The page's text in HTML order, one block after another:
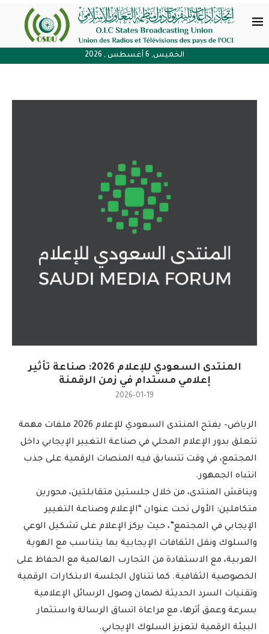
الخميس, 6 أغسطس , 2026
المنتدى السعودي للإعلام 2026: صناعة تأثير
إعلامي مستدام في زمن الرقمنة
2026-01-19
الرياض– يفتح المنتدى السعودي للإعلام 2026 ملفات مهمة
تتعلق بدور الإعلام المحلي في صناعة التغيير الإيجابي داخل
المجتمع، في وقت تتسابق فيه المنصات الرقمية على جذب
انتباه الجمهور.
ويناقش المنتدى، من خلال جلستين متقابلتين، محورين
متكاملين: الأولى تحت عنوان “الإعلام وصناعة التغيير
الإيجابي في المجتمع”، حيث يركز الإعلام على تشكيل الوعي
والسلوك ونقل الثقافات الإيجابية بما يتناسب مع الهوية
العربية، مع الاستفادة من التجارب العالمية مع الحفاظ على
الخصوصية الثقافية. كما تتناول الجلسة الابتكارات الرقمية
وتقنيات السرد الحديثة لضمان وصول الرسائل الإعلامية
بسرعة وعمق أثرها، مع مراعاة اتساق الرسالة واستثمار
البيئة الرقمية لتعزيز السلوك الإيجابي.